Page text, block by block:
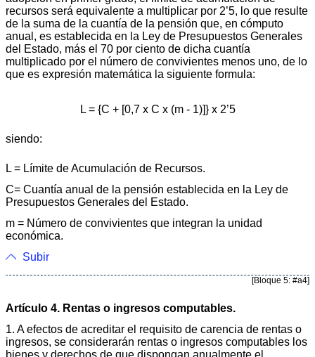
recursos será equivalente a multiplicar por 2’5, lo que resulte
de la suma de la cuantía de la pensión que, en cómputo
anual, es establecida en la Ley de Presupuestos Generales
del Estado, más el 70 por ciento de dicha cuantía
multiplicado por el número de convivientes menos uno, de lo
que es expresión matemática la siguiente formula:
L = {C + [0,7 x C x (m - 1)]} x 2’5
siendo:
L = Límite de Acumulación de Recursos.
C= Cuantía anual de la pensión establecida en la Ley de
Presupuestos Generales del Estado.
m = Número de convivientes que integran la unidad
económica.
Subir
[Bloque 5: #a4]
Artículo 4. Rentas o ingresos computables.
1. A efectos de acreditar el requisito de carencia de rentas o
ingresos, se considerarán rentas o ingresos computables los
bienes y derechos de que dispongan anualmente el